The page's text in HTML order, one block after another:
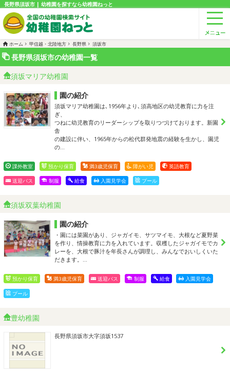
長野県須坂市 | 幼稚園を探すなら幼稚園ねっと
ホーム 甲信越・北陸地方 長野県 須坂市
長野県須坂市の幼稚園一覧
須坂マリア幼稚園
園の紹介
須坂マリア幼稚園は､1956年より､須高地区の幼児教育に力を注
ぎ、
つねに幼児教育のリーダーシップを取りつづけております。新園
舎
の建設に伴い、1965年からの松代群発地震の経験を生かし、園児
の…
課外教室 預かり保育 満3歳児保育 障がい児 英語教育
送迎バス 制服 給食 入園見学会 プール
須坂双葉幼稚園
園の紹介
・園には菜園があり、ジャガイモ、サツマイモ、大根など夏野菜
を作り、情操教育に力を入れています。収穫したジャガイモでカ
レーを、大根で豚汁を年長さんが調理し、みんなでおいしくいた
だきます。…
預かり保育 満3歳児保育 送迎バス 制服 給食 入園見学会
プール
豊幼稚園
長野県須坂市大字須坂1537